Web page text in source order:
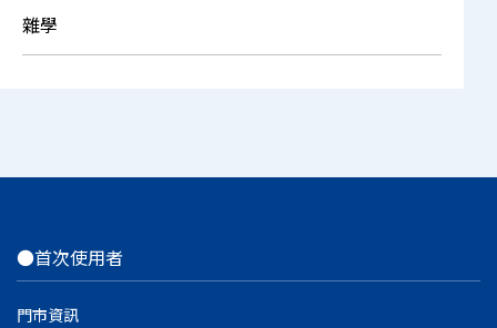
雜學
●首次使用者
門市資訊